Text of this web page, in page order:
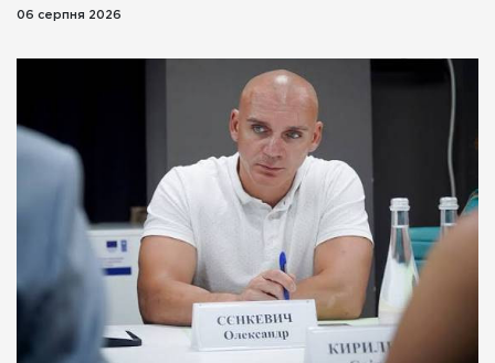
06 серпня 2026